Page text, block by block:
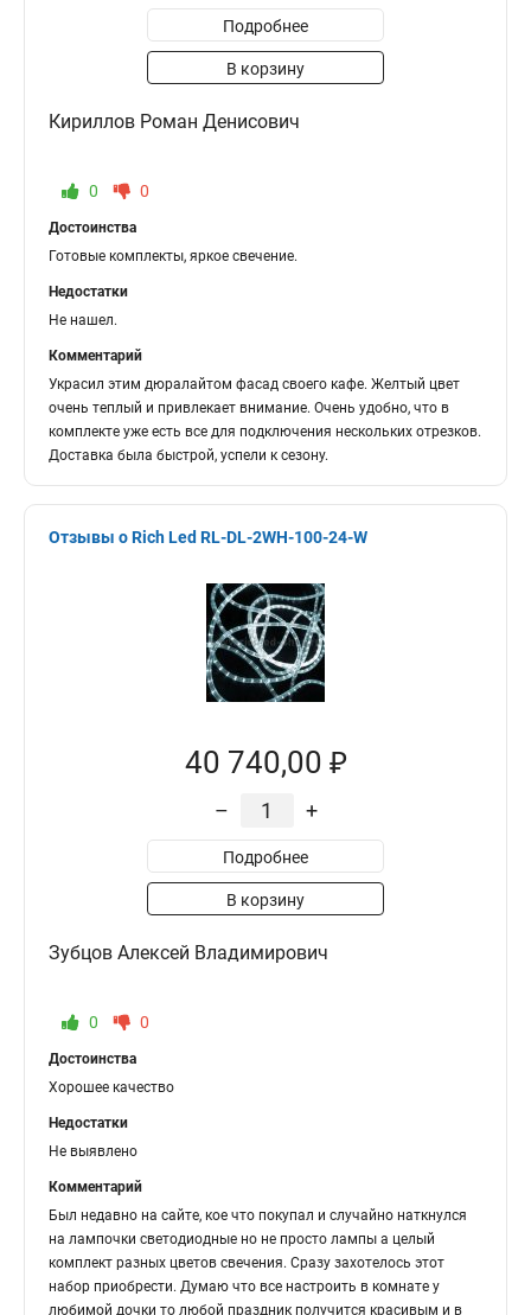
Подробнее
В корзину
Кириллов Роман Денисович
0 0
Достоинства
Готовые комплекты, яркое свечение.
Недостатки
Не нашел.
Комментарий
Украсил этим дюралайтом фасад своего кафе. Желтый цвет
очень теплый и привлекает внимание. Очень удобно, что в
комплекте уже есть все для подключения нескольких отрезков.
Доставка была быстрой, успели к сезону.
Отзывы о Rich Led RL-DL-2WH-100-24-W
40 740,00 ₽
– +
Подробнее
В корзину
Зубцов Алексей Владимирович
0 0
Достоинства
Хорошее качество
Недостатки
Не выявлено
Комментарий
Был недавно на сайте, кое что покупал и случайно наткнулся
на лампочки светодиодные но не просто лампы а целый
комплект разных цветов свечения. Сразу захотелось этот
набор приобрести. Думаю что все настроить в комнате у
любимой дочки то любой праздник получится красивым и в